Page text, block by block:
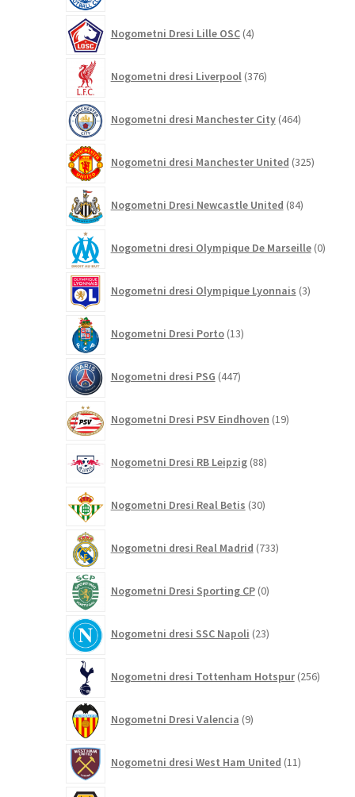
Nogometni Dresi Lille OSC 4izdelki
Nogometni dresi Liverpool 376izdelkov
Nogometni dresi Manchester City 464izdelkov
Nogometni dresi Manchester United 325izdelkov
Nogometni Dresi Newcastle United 84izdelkov
Nogometni dresi Olympique De Marseille 0
Nogometni dresi Olympique Lyonnais 3izdelki
Nogometni Dresi Porto 13izdelkov
Nogometni dresi PSG 447izdelkov
Nogometni Dresi PSV Eindhoven 19izdelkov
Nogometni Dresi RB Leipzig 88izdelkov
Nogometni Dresi Real Betis 30izdelkov
Nogometni dresi Real Madrid 733izdelkov
Nogometni Dresi Sporting CP 0izdelkov
Nogometni dresi SSC Napoli 23izdelkov
Nogometni dresi Tottenham Hotspur 256
Nogometni Dresi Valencia 9izdelkov
Nogometni dresi West Ham United 11izdelkov